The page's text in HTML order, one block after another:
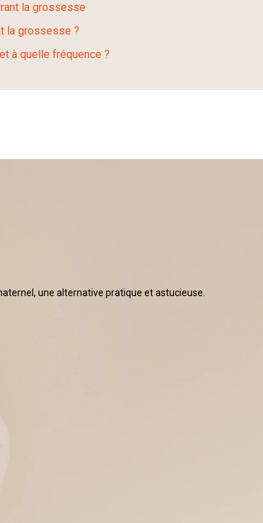
la grossesse
la grossesse ?
à quelle fréquence ?
une alternative pratique et astucieuse.